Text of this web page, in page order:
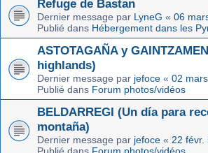
Refuge de Bastan
Dernier message par LyneG « 06
Publié dans Hébergement dans les
ASTOTAGAÑA y
highlands)
Dernier message par jefoce « 02
Publié dans Forum photos/vidéos
BELDARREGI (Un día para
montaña)
Dernier message par jefoce « 22 févr.